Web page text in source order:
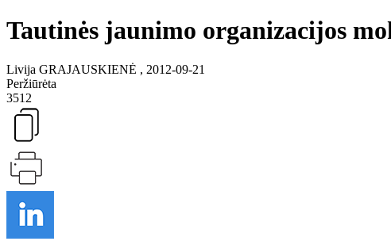
Tautinės jaunimo organizacijos
Livija GRAJAUSKIENĖ , 2012-09-21
Peržiūrėta
3512